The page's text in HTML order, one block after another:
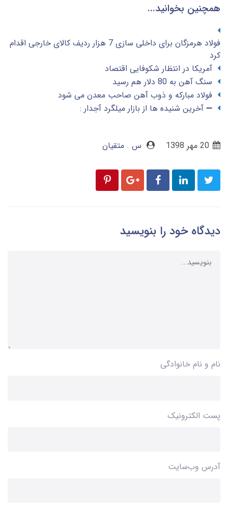
همچنین بخوانید...
فولاد هرمزگان برای داخلی سازی 7 هزار ردیف کالای خارجی اقدام
کرد
آمریکا در انتظار شکوفایی اقتصاد
سنگ آهن به 80 دلار هم رسید
فولاد مبارکه و ذوب آهن صاحب معدن می شود
➖ آخرین شنیده ها از بازار میلگرد آجدار :
س . متقیان
دیدگاه خود را بنویسید
نام و نام خانوادگی
پست الکترونیک
آدرس وب‌سایت